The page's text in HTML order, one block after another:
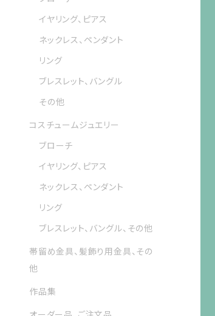
イヤリング、ピアス
ネックレス、ペンダント
リング
ブレスレット、バングル
その他
コスチュームジュエリー
ブローチ
イヤリング、ピアス
ネックレス、ペンダント
リング
ブレスレット、バングル、その他
帯留め金具、髪飾り用金具、その
他
作品集